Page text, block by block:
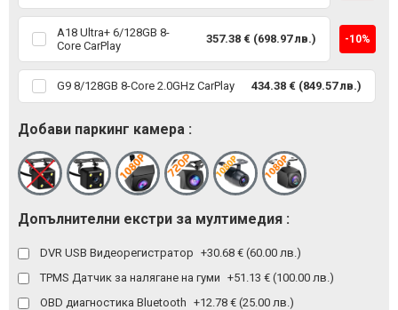
A18 Ultra+ 6/128GB 8-
Core CarPlay
357.38 € (698.97 лв.) -10%
G9 8/128GB 8-Core 2.0GHz CarPlay 434.38 € (849.57 лв.)
Добави паркинг камера :
Допълнителни екстри за мултимедия :
DVR USB Видеорегистратор +30.68 € (60.00 лв.)
TPMS Датчик за налягане на гуми +51.13 € (100.00 лв.)
OBD диагностика Bluetooth +12.78 € (25.00 лв.)